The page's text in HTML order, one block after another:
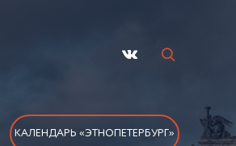
КАЛЕНДАРЬ «ЭТНОПЕТЕРБУРГ»